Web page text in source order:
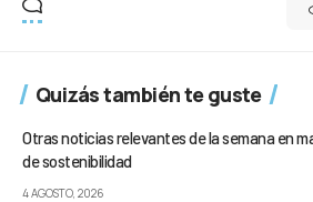
Quizás también te guste
Otras noticias relevantes de la semana en
de sostenibilidad
4 AGOSTO, 2026